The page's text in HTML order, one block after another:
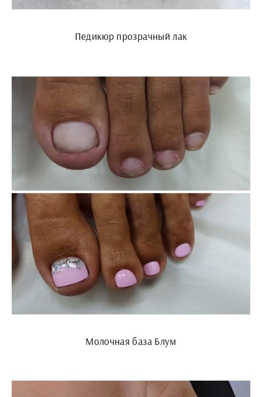
Педикюр прозрачный лак
Молочная база Блум